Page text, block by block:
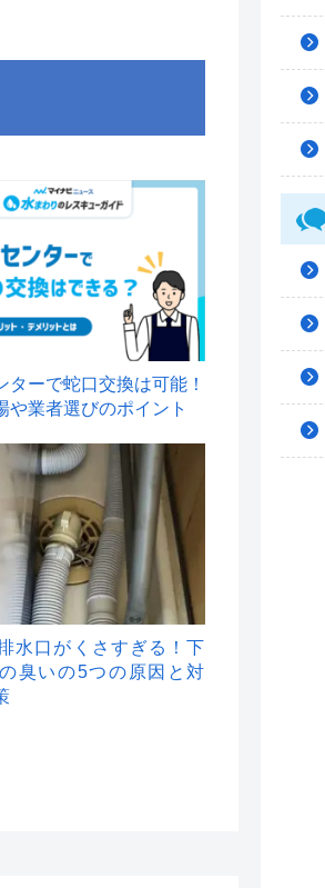
ターで蛇口交換は可能！
や業者選びのポイント
水口がくさすぎる！下
臭いの5つの原因と対